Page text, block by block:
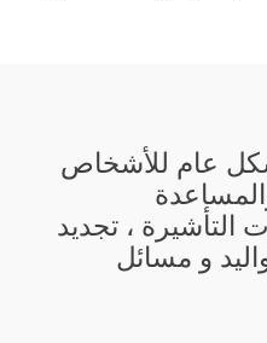
عام للأشخاص
، تجديد
و مسائل